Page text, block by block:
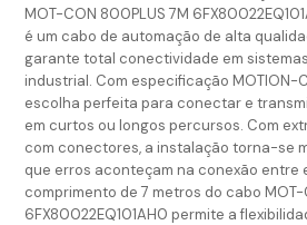
MOT-CON 800PLUS 7M
é um cabo de automação de alta
garante total conectividade em
industrial. Com especificação MOTION-
escolha perfeita para conectar e
em curtos ou longos percursos. Com
com conectores, a instalação torna-se
que erros aconteçam na conexão entre
comprimento de 7 metros do cabo MOT-
6FX80022EQ101AH0 permite a